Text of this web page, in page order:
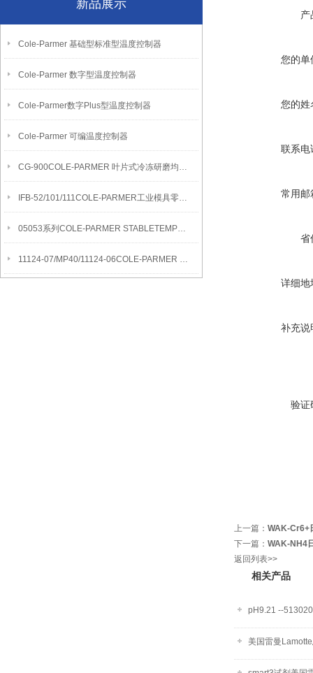
新品展示
Cole-Parmer 基础型标准型温度控制器
Cole-Parmer 数字型温度控制器
Cole-Parmer数字Plus型温度控制器
Cole-Parmer 可编温度控制器
CG-900COLE-PARMER 叶片式冷冻研磨均质机
IFB-52/101/111COLE-PARMER工业模具零件清洁流化沙浴
05053系列COLE-PARMER STABLETEMP真空烘箱
11124-07/MP40/11124-06COLE-PARMER SYMMETRY MB水分测定天平
产
您的单
您的姓
联系电
常用邮
省
详细地
补充说
验证
上一篇： WAK-Cr6+
下一篇： WAK-NH4
返回列表>>
相关产品
pH9.21 --
美国雷曼